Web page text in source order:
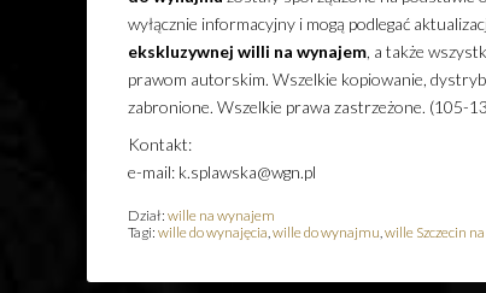
wyłącznie informacyjny i mogą podlegać
ekskluzywnej willi na wynajem, a także
prawom autorskim. Wszelkie kopiowanie,
zabronione. Wszelkie prawa zastrzeżone. (105-
Kontakt:
e-mail: k.splawska@wgn.pl
Dział: wille na wynajem
Tagi: wille do wynajęcia,wille do wynajmu,wille Szczecin